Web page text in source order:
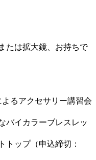
たは拡大鏡、お持ちで
るアクセサリー講習会
バイカラーブレスレッ
トップ（申込締切：